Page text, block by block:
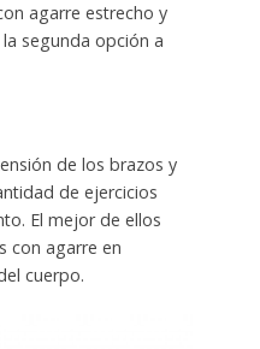
agarre estrecho y
segunda opción a
de los brazos y
de ejercicios
El mejor de ellos
con agarre en
cuerpo.